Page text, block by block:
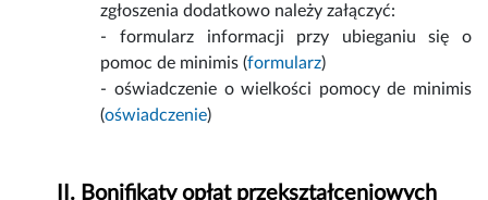
zgłoszenia dodatkowo należy załączyć:
- formularz informacji przy ubieganiu się o
pomoc de minimis (formularz)
- oświadczenie o wielkości pomocy de minimis
(oświadczenie)
II. Bonifikaty opłat przekształceniowych